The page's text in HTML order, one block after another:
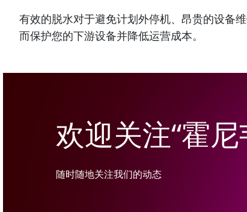
有效的脱水对于避免计划外停机、昂贵的设备
而保护您的下游设备并降低运营成本。
欢迎关注“霍
随时随地关注我们的动态